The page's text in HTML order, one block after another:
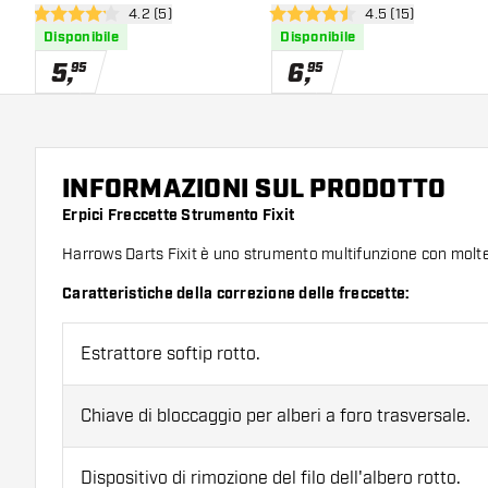
apri pannello recensioni
4.2 stelle di valutazione
4.2 (5)
Disponibile
5,95
apri pannello
4.5 stelle di valutazione
4.5 (15)
Disponibile
6,95
INFORMAZIONI SUL PRODOTTO
Erpici Freccette Strumento Fixit
Harrows Darts Fixit è uno strumento multifunzione con
Caratteristiche della correzione delle freccette:
Estrattore softip rotto.
Chiave di bloccaggio per alberi a foro trasversale.
Dispositivo di rimozione del filo dell'albero rotto.